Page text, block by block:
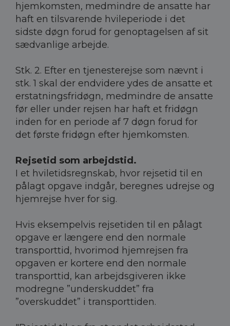
hjemkomsten, medmindre de ansatte har
haft en tilsvarende hvileperiode i det
sidste døgn forud for genoptagelsen af sit
sædvanlige arbejde.
Stk. 2. Efter en tjenesterejse som nævnt i
stk. 1 skal der endvidere ydes de ansatte et
erstatningsfridøgn, medmindre de ansatte
før eller under rejsen har haft et fridøgn
inden for en periode af 7 døgn forud for
det første fridøgn efter hjemkomsten.
Rejsetid som arbejdstid.
I et hviletidsregnskab, hvor rejsetid til en
pålagt opgave indgår, beregnes udrejse og
hjemrejse hver for sig.
Hvis eksempelvis rejsetiden til en pålagt
opgave er længere end den normale
transporttid, hvorimod hjemrejsen fra
opgaven er kortere end den normale
transporttid, kan arbejdsgiveren ikke
modregne ”underskuddet” fra
”overskuddet” i transporttiden.